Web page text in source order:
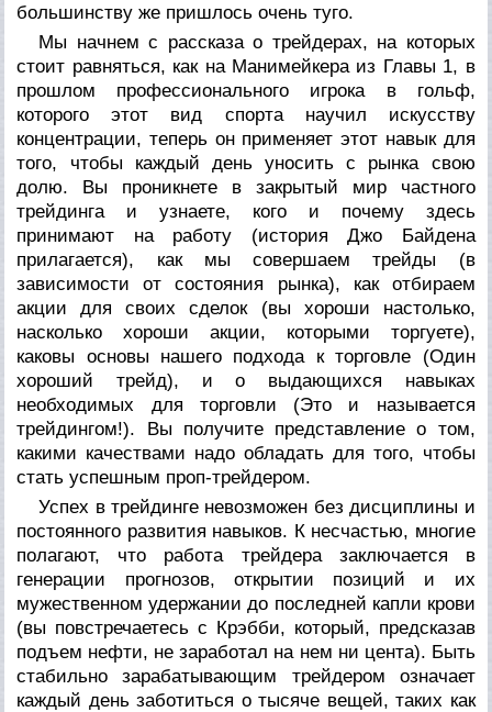
большинству же пришлось очень туго.
Мы начнем с рассказа о трейдерах, на которых
стоит равняться, как на Манимейкера из Главы 1, в
прошлом профессионального игрока в гольф,
которого этот вид спорта научил искусству
концентрации, теперь он применяет этот навык для
того, чтобы каждый день уносить с рынка свою
долю. Вы проникнете в закрытый мир частного
трейдинга и узнаете, кого и почему здесь
принимают на работу (история Джо Байдена
прилагается), как мы совершаем трейды (в
зависимости от состояния рынка), как отбираем
акции для своих сделок (вы хороши настолько,
насколько хороши акции, которыми торгуете),
каковы основы нашего подхода к торговле (Один
хороший трейд), и о выдающихся навыках
необходимых для торговли (Это и называется
трейдингом!). Вы получите представление о том,
какими качествами надо обладать для того, чтобы
стать успешным проп-трейдером.
Успех в трейдинге невозможен без дисциплины и
постоянного развития навыков. К несчастью, многие
полагают, что работа трейдера заключается в
генерации прогнозов, открытии позиций и их
мужественном удержании до последней капли крови
(вы повстречаетесь с Крэбби, который, предсказав
подъем нефти, не заработал на нем ни цента). Быть
стабильно зарабатывающим трейдером означает
каждый день заботиться о тысяче вещей, таких как